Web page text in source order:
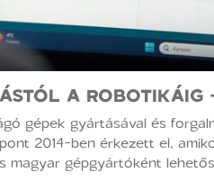
A ROBOTIKÁIG
gépek gyártásával és
2014-ben érkezett el,
magyar gépgyártóként